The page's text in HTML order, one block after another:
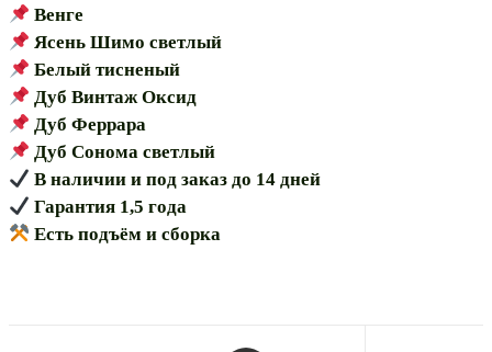
Венге
Ясень Шимо светлый
Белый тисненый
Дуб Винтаж Оксид
Дуб Феррара
Дуб Сонома светлый
В наличии и под заказ до 14 дней
Гарантия 1,5 года
Есть подъём и сборка